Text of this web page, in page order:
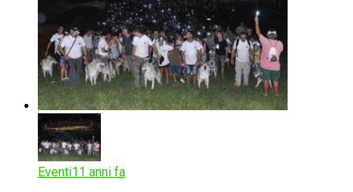
Eventi11 anni fa